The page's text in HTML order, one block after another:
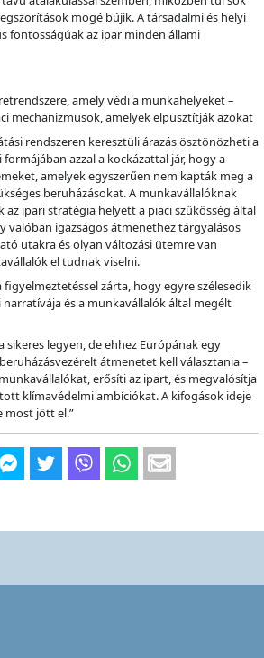
mögé bújik. A társadalmi és helyi
fontosságúak az ipar minden állami
amely védi a munkahelyeket –
mechanizmusok, amelyek elpusztítják azokat
rendszeren keresztüli árazás ösztönözheti a
azzal a kockázattal jár, hogy a
amelyek egyszerűen nem kapták meg a
beruházásokat. A munkavállalóknak
az ipari stratégia helyett a piaci szűkösség által
valóban igazságos átmenethez tárgyalásos
utakra és olyan változási ütemre van
el tudnak viselni.
figyelmeztetéssel zárta, hogy egyre szélesedik
narratívája és a munkavállalók által megélt
sikeres legyen, de ehhez Európának egy
átmenetet kell választania –
erősíti az ipart, és megvalósítja
klímavédelmi ambíciókat. A kifogások ideje
most jött el.”